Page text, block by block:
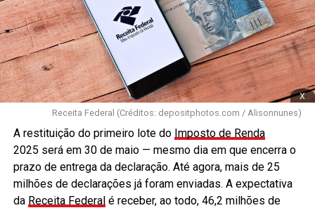
x
Receita Federal (Créditos: depositphotos.com / Alisonnunes)
A restituição do primeiro lote do Imposto de Renda
2025 será em 30 de maio — mesmo dia em que encerra o
prazo de entrega da declaração. Até agora, mais de 25
milhões de declarações já foram enviadas. A expectativa
da Receita Federalé receber, ao todo, 46,2 milhões de